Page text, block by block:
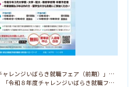
７月６日「令和８年度チャレンジいばらき就職フェア（前期）」に参加します
令和８年７月６日（月）「令和８年度チャレンジいばらき就職フェア（前期）」水戸会場に参加します！！ お […]